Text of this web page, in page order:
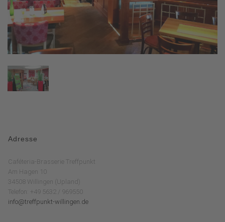
Adresse
Caféteria-Brasserie Treffpunkt
Am Hagen 10
34508 Willingen (Upland)
Telefon: +49 5632 / 969550
info@treffpunkt-willingen.de